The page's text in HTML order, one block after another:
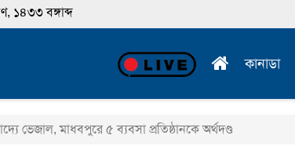
১৪৩৩ বঙ্গাব্দ
কানাডা
ভেজাল, মাধবপুরে ৫ ব্যবসা প্রতিষ্ঠানকে অর্থদণ্ড